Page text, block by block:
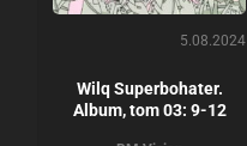
5.08.2024
Wilq Superbohater.
Album, tom 03: 9-12